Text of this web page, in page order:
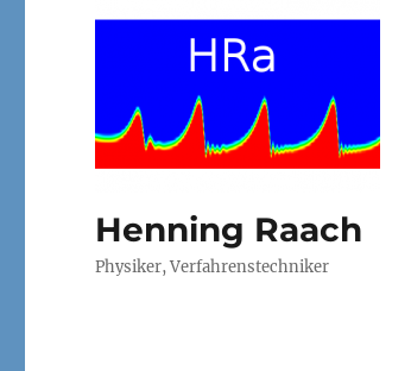
Henning Raach
Physiker, Verfahrenstechniker